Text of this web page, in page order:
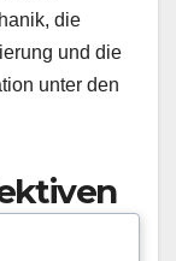
die
und die
unter den